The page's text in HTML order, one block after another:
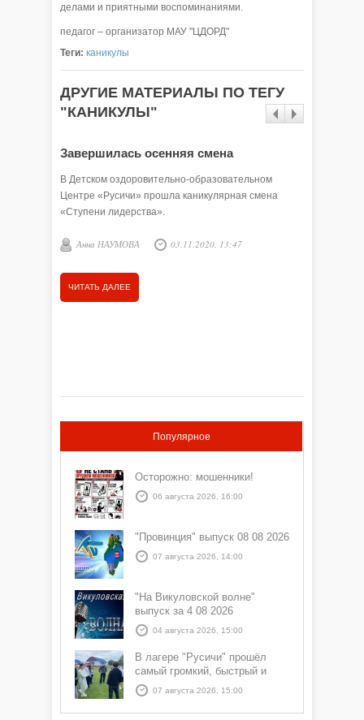
делами и приятными воспоминаниями.
педагог – организатор МАУ "ЦДОРД"
Теги: каникулы
ДРУГИЕ МАТЕРИАЛЫ ПО ТЕГУ
"КАНИКУЛЫ"
Завершилась осенняя смена
В Детском оздоровительно-образовательном
Центре «Русичи» прошла каникулярная смена
«Ступени лидерства».
Анна НАУМОВА 03.11.2020, 13:47
ЧИТАТЬ ДАЛЕЕ
Популярное
Осторожно: мошенники!
06 августа 2026, 16:00
"Провинция" выпуск 08 08 2026
07 августа 2026, 14:00
"На Викуловской волне"
выпуск за 4 08 2026
04 августа 2026, 15:00
В лагере "Русичи" прошёл
самый громкий, быстрый и
азартный час дня — Спортчас
07 августа 2026, 15:00